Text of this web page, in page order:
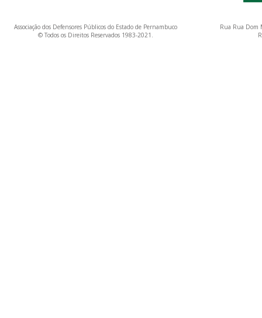
Associação dos Defensores Públicos do Estado de Pernambuco
© Todos os Direitos Reservados 1983-2021.
Rua Rua Dom